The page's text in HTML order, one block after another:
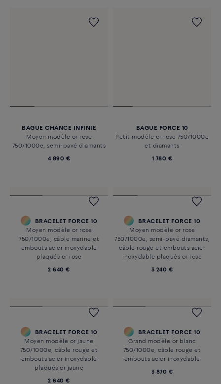
BAGUE CHANCE INFINIE
Moyen modèle or rose
750/1000e, semi-pavé diamants
4 890 €
BAGUE FORCE 10
Petit modèle or rose 750/1000e
et diamants
1 780 €
BRACELET FORCE 10
Moyen modèle or rose
750/1000e, câble marine et
embouts acier inoxydable
plaqués or rose
2 640 €
BRACELET FORCE 10
Moyen modèle or rose
750/1000e, semi-pavé diamants,
câble rouge et embouts acier
inoxydable plaqués or rose
3 240 €
BRACELET FORCE 10
Moyen modèle or jaune
750/1000e, câble rouge et
embouts acier inoxydable
plaqués or jaune
2 640 €
BRACELET FORCE 10
Grand modèle or blanc
750/1000e, câble rouge et
embouts acier inoxydable
3 870 €